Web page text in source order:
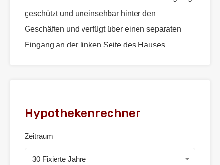
geschützt und uneinsehbar hinter den
Geschäften und verfügt über einen separaten
Eingang an der linken Seite des Hauses.
Hypothekenrechner
Zeitraum
30 Fixierte Jahre